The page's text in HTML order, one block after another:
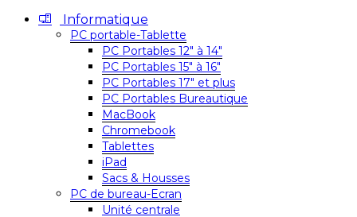
Informatique
PC portable-Tablette
PC Portables 12″ à 14″
PC Portables 15″ à 16″
PC Portables 17″ et plus
PC Portables Bureautique
MacBook
Chromebook
Tablettes
iPad
Sacs & Housses
PC de bureau-Ecran
Unité centrale